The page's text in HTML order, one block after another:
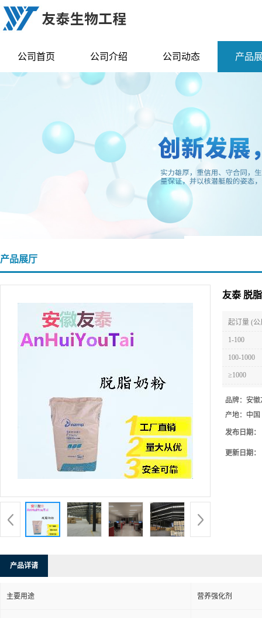
公司首页 公司介绍 公司动态 产品
产品展厅
友泰 脱
起订量 (公
1-100
100-1000
≥1000
品牌： 安徽
产地： 中国
发布日期：
更新日期：
产品详请
主要用途 营养强化剂